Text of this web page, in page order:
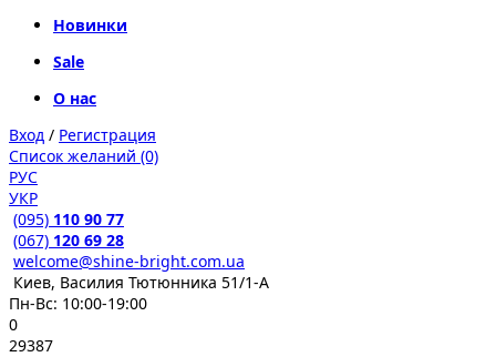
Новинки
Sale
О нас
Вход / Регистрация
Список желаний (0)
РУС
УКР
(095) 110 90 77
(067) 120 69 28
welcome@shine-bright.com.ua
Киев, Василия Тютюнника 51/1-А
Пн-Вс: 10:00-19:00
0
29387